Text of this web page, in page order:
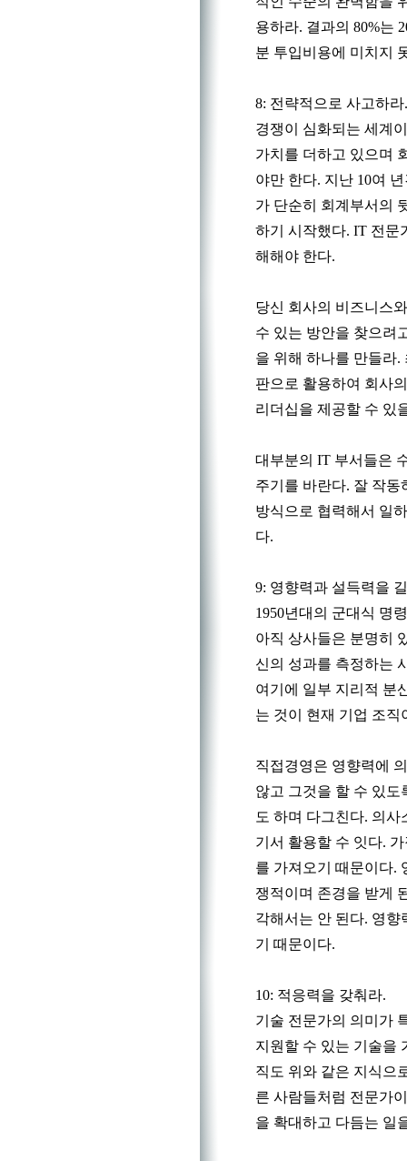
용하라. 결과의 80%는
분 투입비용에 미치지
8: 전략적으로 사고하라.
경쟁이 심화되는 세계
가치를 더하고 있으며
야만 한다. 지난 10여
가 단순히 회계부서의
하기 시작했다. IT 전문
해해야 한다.
당신 회사의 비즈니스
수 있는 방안을 찾으려
을 위해 하나를 만들라
판으로 활용하여 회사
리더십을 제공할 수 있
대부분의 IT 부서들은
주기를 바란다. 잘 작
방식으로 협력해서 일
다.
9: 영향력과 설득력을
1950년대의 군대식 명
아직 상사들은 분명히
신의 성과를 측정하는
여기에 일부 지리적 분
는 것이 현재 기업 조직
직접경영은 영향력에
않고 그것을 할 수 있
도 하며 다그친다. 의
기서 활용할 수 잇다.
를 가져오기 때문이다.
쟁적이며 존경을 받게
각해서는 안 된다. 영
기 때문이다.
10: 적응력을 갖춰라.
기술 전문가의 의미가
지원할 수 있는 기술을
직도 위와 같은 지식으
른 사람들처럼 전문가
을 확대하고 다듬는 일